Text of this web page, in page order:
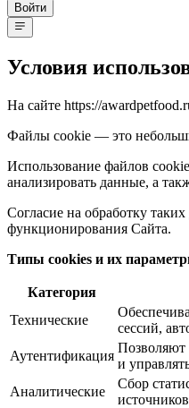
Войти
Условия
На сайте https://
Файлы cookie — это
Использование файлов
анализировать данные, а
Согласие на обработку
функционирования Сайта.
Типы cookies и их
Категория
Технические
сессий,
Аутентификация
Позволяют
и
Аналитические
Сбор